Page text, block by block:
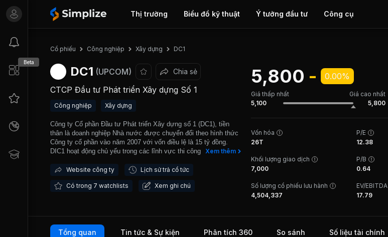
Thị trường Biểu đồ kỹ thuật Ý tưởng đầu tư Công cụ
Beta
Cổ phiếu Công nghiệp Xây dựng DC1
DC1 (UPCOM) Chia sẻ
CTCP Đầu tư Phát triển Xây dựng Số 1
Công nghiệp Xây dựng
Công ty Cổ phần Đầu tư Phát triển Xây dựng số 1 (DC1), tiền
thân là doanh nghiệp Nhà nước được chuyển đổi theo hình thức
Công ty cổ phần vào năm 2007 với vốn điều lệ là 15 tỷ đồng.
DIC1 hoạt động chủ yếu trong các lĩnh vực thi công thi công xây
cao tầng, lắp đặt trạm điện, xây dựng các khu xử lý nước thải
số 1 là Công ty Con thuộc Tổng Công ty DIC hiện tại công ty có
biệt là trong lĩnh vực thi công xây dựng cơ sở hạ tầng kỹ thuật
giao thông và các công trình nhà cao tầng. DIC số 1 đã thi công
các công trình nhà cao tầng gồm: Chung cư DIC Phoenic Block
Xem thêm
Website công ty Lịch sử trả cổ tức
Có trong 7 watchlists Xem ghi chú
5,800 - 0.00%
Giá thấp nhất
Giá cao nhất
5,100
5,800
Vốn hóa
26T
P/E
12.38
Khối lượng giao dịch
7,000
P/B
0.64
Số lượng cổ phiếu lưu hành
4,504,337
EV/EBITDA
17.79
Tổng quan Tin tức & Sự kiện Phân tích 360 So sánh Số liệu tài chính